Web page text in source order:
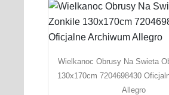
Wielkanoc Obrusy Na Swieta
130x170cm 7204698430
Allegro